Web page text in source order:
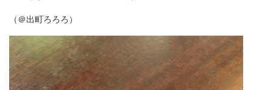
（＠出町ろろろ）